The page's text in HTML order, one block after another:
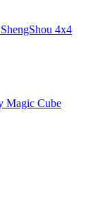
ShengShou 4x4
Magic Cube